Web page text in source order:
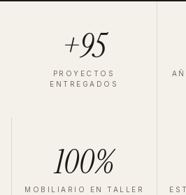
+95
PROYECTOS
ENTREGADOS
100%
MOBILIARIO EN TALLER